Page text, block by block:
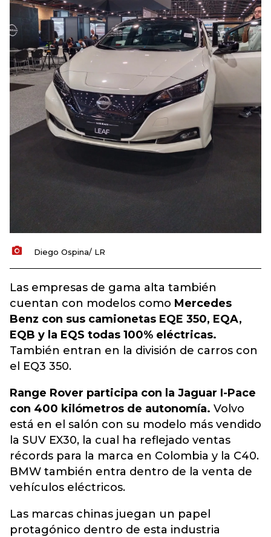
Diego Ospina/ LR
Las empresas de gama alta también
cuentan con modelos como Mercedes
Benz con sus camionetas EQE 350, EQA,
EQB y la EQS todas 100% eléctricas.
También entran en la división de carros con
el EQ3 350.
Range Rover participa con la Jaguar I-Pace
con 400 kilómetros de autonomía. Volvo
está en el salón con su modelo más vendido
la SUV EX30, la cual ha reflejado ventas
récords para la marca en Colombia y la C40.
BMW también entra dentro de la venta de
vehículos eléctricos.
Las marcas chinas juegan un papel
protagónico dentro de esta industria